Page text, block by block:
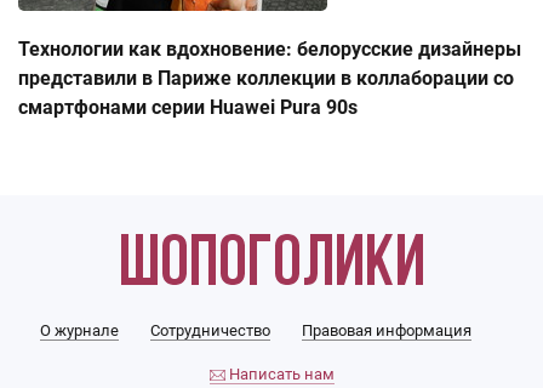
Технологии как вдохновение: белорусские дизайнеры
представили в Париже коллекции в коллаборации со
смартфонами серии Huawei Pura 90s
О журнале Сотрудничество Правовая информация
Написать нам